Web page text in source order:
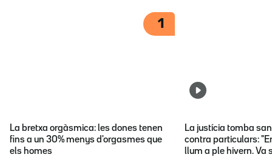
1
La bretxa orgàsmica: les dones tenen
fins a un 30% menys d'orgasmes que
els homes
La justícia tomba
contra particulars:
llum a ple hivern. Va